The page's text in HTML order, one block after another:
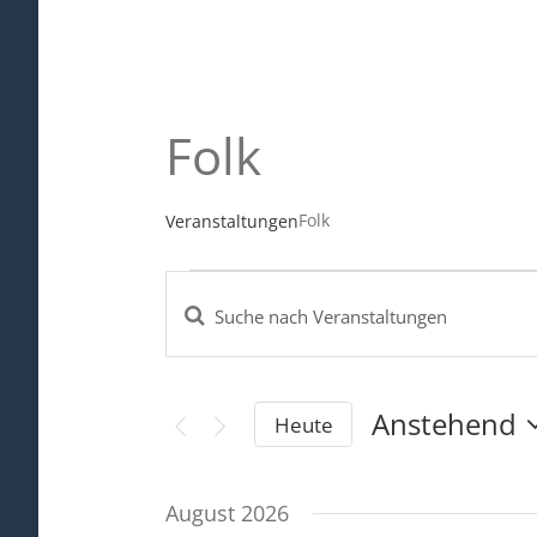
Folk
VeranstaltungenFolk
Veranstaltungen
Suche
Ansichten,
Bitte
Suche
Schlüsselwort.
Heute
Anstehend
August 2026